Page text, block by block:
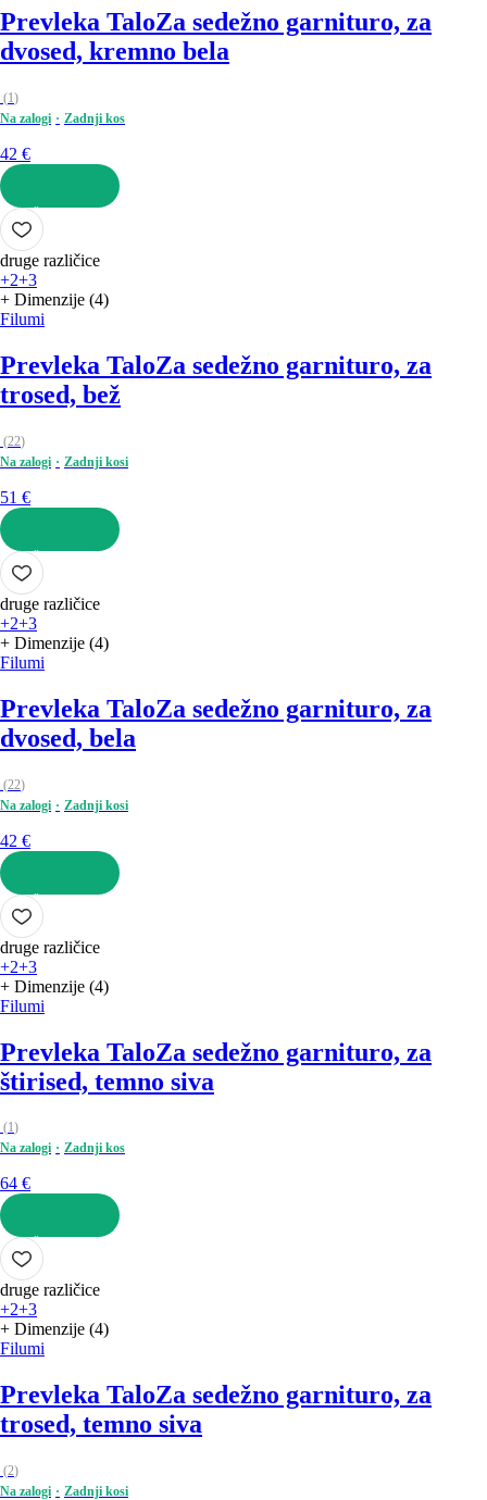
Prevleka TaloZa sedežno garnituro, za
dvosed, kremno bela
(1)
Na zalogi
Zadnji kos
42 €
V KOŠARICO
druge različice
+2+3
+ Dimenzije (4)
Filumi
Prevleka TaloZa sedežno garnituro, za
trosed, bež
(22)
Na zalogi
Zadnji kosi
51 €
V KOŠARICO
druge različice
+2+3
+ Dimenzije (4)
Filumi
Prevleka TaloZa sedežno garnituro, za
dvosed, bela
(22)
Na zalogi
Zadnji kosi
42 €
V KOŠARICO
druge različice
+2+3
+ Dimenzije (4)
Filumi
Prevleka TaloZa sedežno garnituro, za
štirised, temno siva
(1)
Na zalogi
Zadnji kos
64 €
V KOŠARICO
druge različice
+2+3
+ Dimenzije (4)
Filumi
Prevleka TaloZa sedežno garnituro, za
trosed, temno siva
(2)
Na zalogi
Zadnji kosi